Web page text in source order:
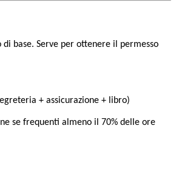
di base. Serve per ottenere il permesso
+ assicurazione + libro)
se frequenti almeno il 70% delle ore